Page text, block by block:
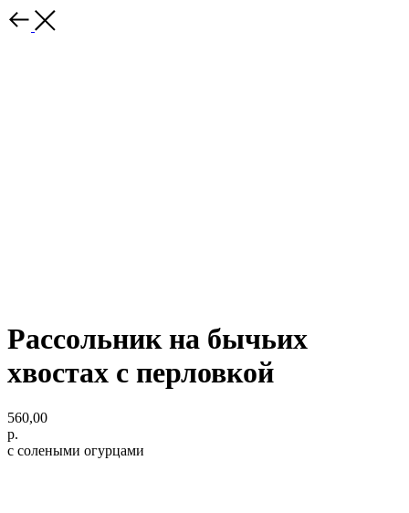
Рассольник на бычьих
хвостах с перловкой
560,00
р.
с солеными огурцами